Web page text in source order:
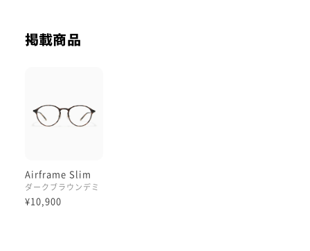
一本あると間違いないエアフレームシリーズ、ぜひお試
掲載商品
Airframe Slim
ダークブラウンデミ
¥10,900